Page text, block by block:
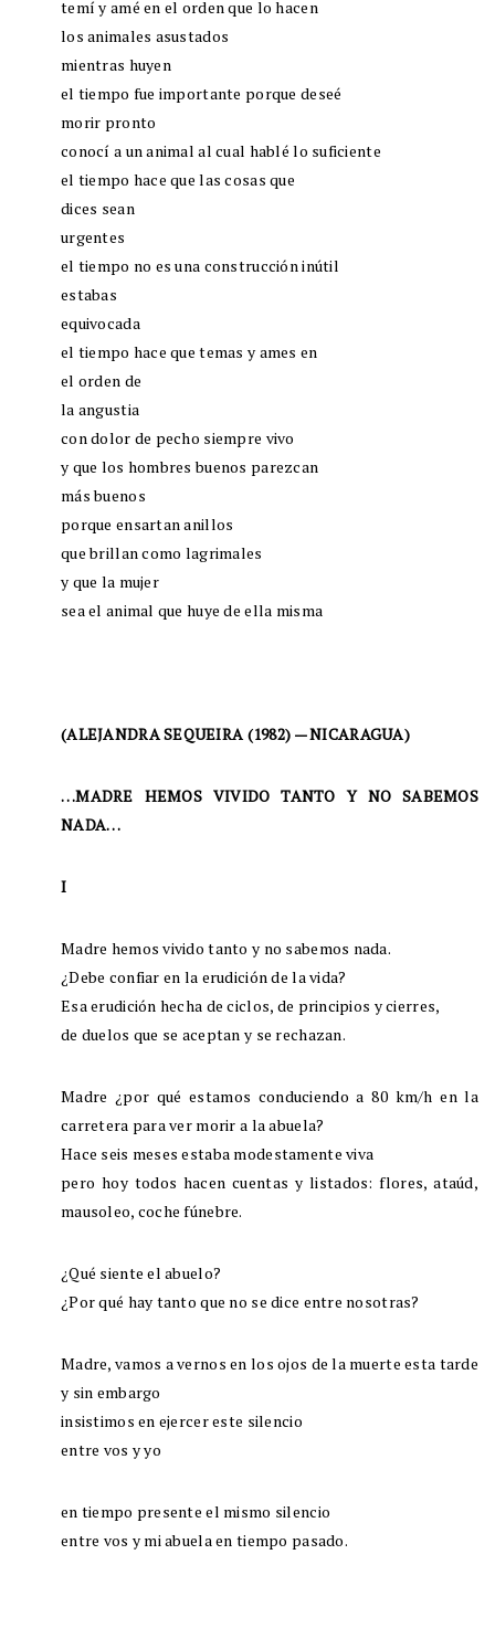
temí y amé en el orden que lo hacen
los animales asustados
mientras huyen
el tiempo fue importante porque deseé
morir pronto
conocí a un animal al cual hablé lo suficiente
el tiempo hace que las cosas que
dices sean
urgentes
el tiempo no es una construcción inútil
estabas
equivocada
el tiempo hace que temas y ames en
el orden de
la angustia
con dolor de pecho siempre vivo
y que los hombres buenos parezcan
más buenos
porque ensartan anillos
que brillan como lagrimales
y que la mujer
sea el animal que huye de ella misma
(ALEJANDRA SEQUEIRA (1982) — NICARAGUA)
…MADRE HEMOS VIVIDO TANTO Y NO SABEMOS
NADA…
I
Madre hemos vivido tanto y no sabemos nada.
¿Debe confiar en la erudición de la vida?
Esa erudición hecha de ciclos, de principios y cierres,
de duelos que se aceptan y se rechazan.
Madre ¿por qué estamos conduciendo a 80 km/h en la
carretera para ver morir a la abuela?
Hace seis meses estaba modestamente viva
pero hoy todos hacen cuentas y listados: flores, ataúd,
mausoleo, coche fúnebre.
¿Qué siente el abuelo?
¿Por qué hay tanto que no se dice entre nosotras?
Madre, vamos a vernos en los ojos de la muerte esta tarde
y sin embargo
insistimos en ejercer este silencio
entre vos y yo
en tiempo presente el mismo silencio
entre vos y mi abuela en tiempo pasado.